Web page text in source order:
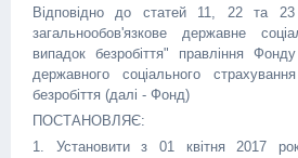
Відповідно до статей 11, 22 та
загальнообов'язкове державне
випадок безробіття" правління Фонду
державного соціального
безробіття (далі - Фонд)
ПОСТАНОВЛЯЄ:
1. Установити з 01 квітня 2017